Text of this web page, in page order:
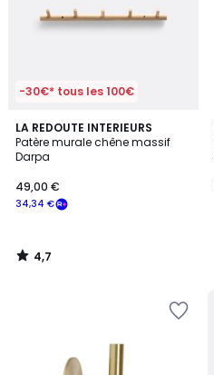
-30€* tous les 100€
LA REDOUTE INTERIEURS
Patère murale chêne massif
Darpa
34,34 €
49,00 €
4,7
/ 5
4,7
/